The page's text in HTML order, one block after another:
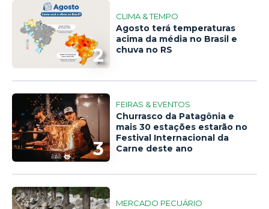
2
CLIMA & TEMPO
Agosto terá temperaturas
acima da média no Brasil e
chuva no RS
3
FEIRAS & EVENTOS
Churrasco da Patagônia e
mais 30 estações estarão no
Festival Internacional da
Carne deste ano
MERCADO PECUÁRIO